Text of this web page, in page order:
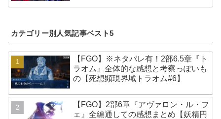
カテゴリー別人気記事ベスト5
【FGO】※ネタバレ有！2部6.5章『ト
ラオム』全体的な感想と考察っぽいも
の【死想顕現界域トラオム#6】
【FGO】2部6章『アヴァロン・ル・フ
ェ』全編通しての感想まとめ【妖精円